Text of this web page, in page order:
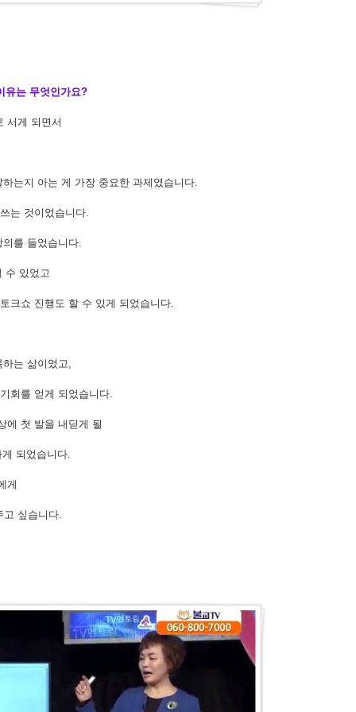
유는 무엇인가요?
서게 되면서
는지 아는 게 가장 중요한 과제였습니다.
는 것이었습니다.
를 들었습니다.
수 있었고
크쇼 진행도 할 수 있게 되었습니다.
는 삶이었고,
회를 얻게 되었습니다.
에 첫 발을 내딛게 될
되었습니다.
게
고 싶습니다.